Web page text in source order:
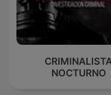
NOCTURNO